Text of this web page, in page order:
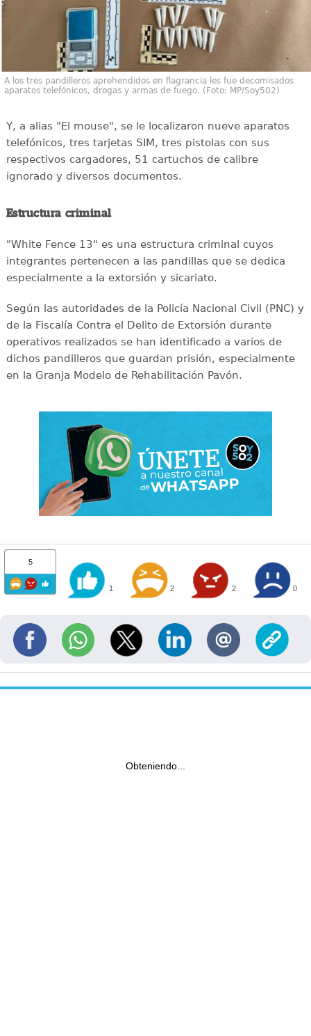
A los tres pandilleros aprehendidos en flagrancia les fue decomisados
aparatos telefónicos, drogas y armas de fuego. (Foto: MP/Soy502)
Y, a alias "El mouse", se le localizaron nueve aparatos
telefónicos, tres tarjetas SIM, tres pistolas con sus
respectivos cargadores, 51 cartuchos de calibre
ignorado y diversos documentos.
Estructura criminal
"White Fence 13" es una estructura criminal cuyos
integrantes pertenecen a las pandillas que se dedica
especialmente a la extorsión y sicariato.
Según las autoridades de la Policía Nacional Civil (PNC) y
de la Fiscalía Contra el Delito de Extorsión durante
operativos realizados se han identificado a varios de
dichos pandilleros que guardan prisión, especialmente
en la Granja Modelo de Rehabilitación Pavón.
5
1 2 2 0
Obteniendo...